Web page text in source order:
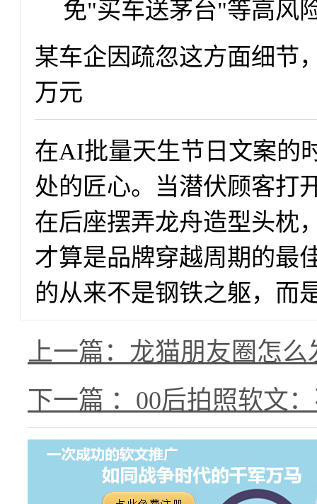
免"买车送茅台"等高风
某车企因疏忽这方面细节
万元
在AI批量天生节日文案的
处的匠心。当潜伏顾客打
在后座摆弄龙舟造型头枕
才算是品牌穿越周期的最
的从来不是钢铁之躯，而
上一篇：龙猫朋友圈怎
下一篇 ：00后拍照软文